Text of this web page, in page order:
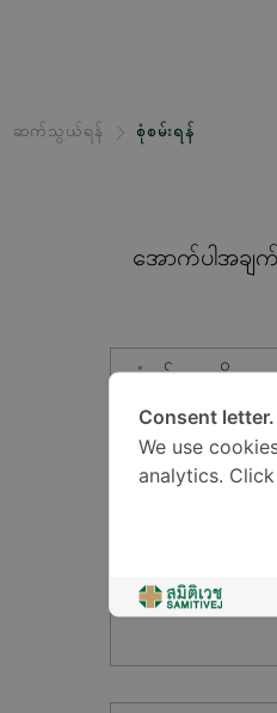
ဆက်သွယ်ရန် စုံစမ်းရန်
အောက်ပါအချက်
စုံစမ်းမှုအမျိုးအစ
တည်နေရာ*
Consent letter.
We use
analytics.